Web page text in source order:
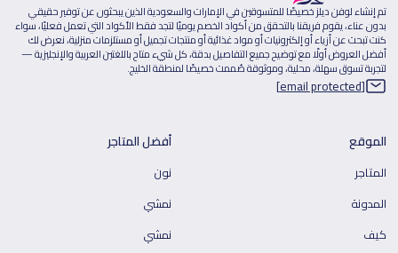
تم إنشاء لوفن ديلز خصيصًا للمتسوقين في الإمارات والسعودية الذين يبحثون عن توفير حقيقي
بدون عناء، يقوم فريقنا بالتحقق من أكواد الخصم يوميًا لتجد فقط الأكواد التي تعمل فعليًا، سواء
كنت تبحث عن أزياء أو إلكترونيات أو مواد غذائية أو منتجات تجميل أو مستلزمات منزلية، نعرض لك
أفضل العروض أولًا مع توضيح جميع التفاصيل بدقة، كل شيء متاح باللغتين العربية والإنجليزية —
لتجربة تسوق سهلة، محلية، وموثوقة صُممت خصيصًا لمنطقة الخليج.
[email protected]
الموقع
المتاجر
المدونة
كيف
أفضل المتاجر
نون
نمشي
نمشي